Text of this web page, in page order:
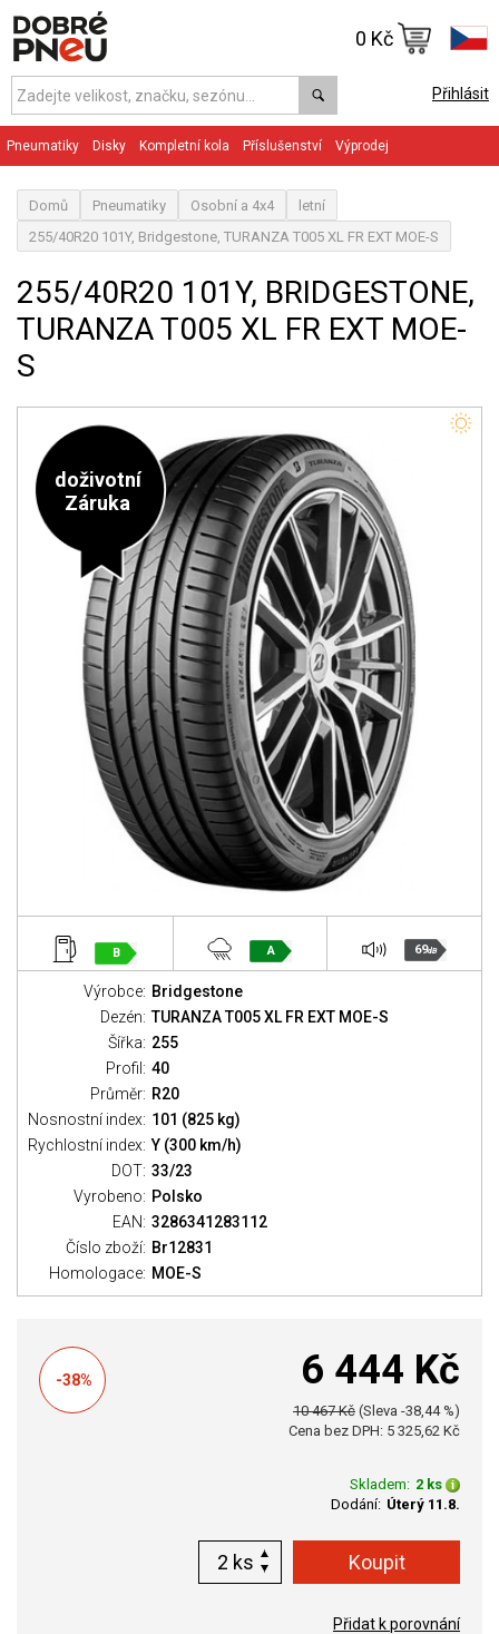
Přihlásit
0 Kč
Pneumatiky Disky Kompletní kola Příslušenství Výprodej
Domů Pneumatiky Osobní a 4x4
letní
255/40R20 101Y, Bridgestone, TURANZA T005 XL FR EXT MOE-S
255/40R20 101Y, BRIDGESTONE,
TURANZA T005 XL FR EXT MOE-
S
doživotní
Záruka
B A 69dB
Výrobce: Bridgestone
Dezén: TURANZA T005 XL FR EXT MOE-S
Šířka: 255
Profil: 40
Průměr: R20
Nosnostní index: 101 (825 kg)
Rychlostní index: Y (300 km/h)
DOT: 33/23
Vyrobeno: Polsko
EAN: 3286341283112
Číslo zboží: Br12831
Homologace: MOE-S
-38% 6 444 Kč
10 467 Kč (Sleva -38,44 %)
Cena bez DPH: 5 325,62 Kč
Skladem: 2 ks
Dodání: Úterý 11.8.
ks
Přidat k porovnání